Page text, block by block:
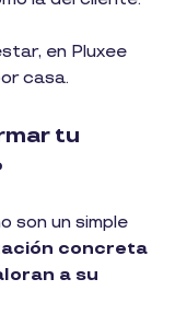
en Pluxee
casa.
tu
son un simple
concreta
a su